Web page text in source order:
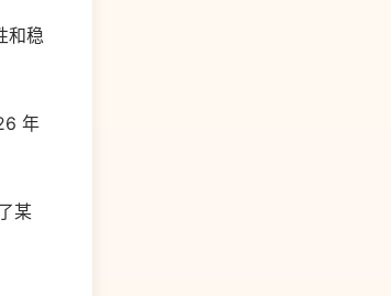
和稳
年
某